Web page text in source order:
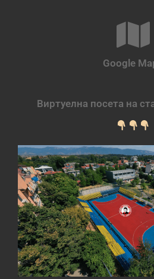
Google
Виртуелна посета на